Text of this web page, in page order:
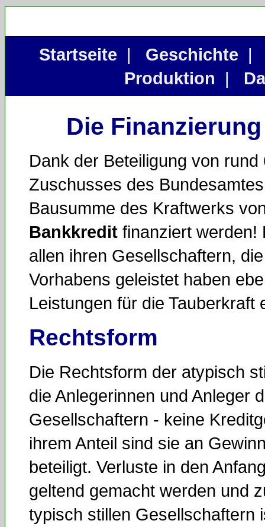
Startseite | Geschichte
Produktion |
Die
Dank der Beteiligung von
Zuschusses des
Bausumme des Kraftwerks
Bankkredit finanziert werden!
allen ihren Gesellschaftern,
Vorhabens geleistet haben
Leistungen für die Tauberkraft
Rechtsform
Die Rechtsform der atypisch
die Anlegerinnen und Anleger
Gesellschaftern - keine
ihrem Anteil sind sie an
beteiligt. Verluste in den
geltend gemacht werden und
typisch stillen Gesellschaftern